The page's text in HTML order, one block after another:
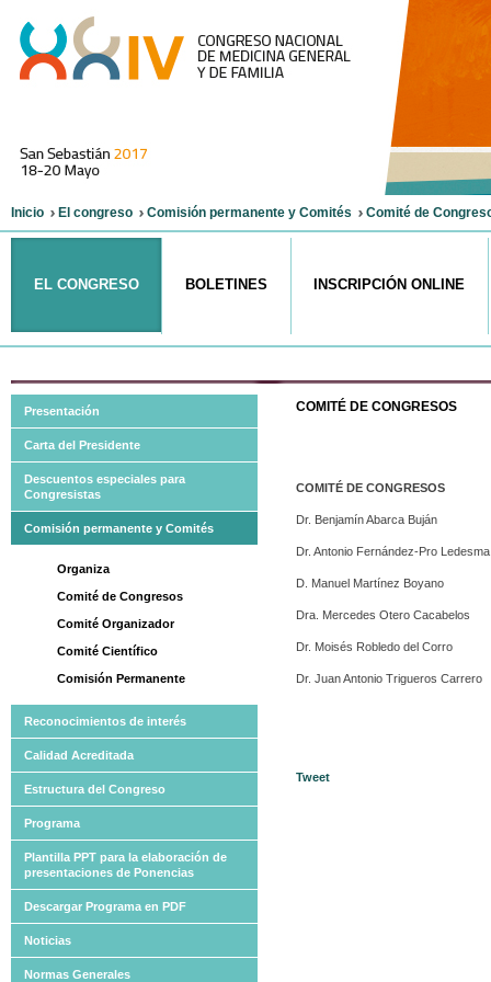
Inicio El congreso Comisión permanente y Comités Comité de
EL CONGRESO BOLETINES INSCRIPCIÓN ONLINE
COMITÉ DE CONGRESOS
COMITÉ DE CONGRESOS
Dr. Benjamín Abarca Buján
Dr. Antonio Fernández-Pro Ledesma
D. Manuel Martínez Boyano
Dra. Mercedes Otero Cacabelos
Dr. Moisés Robledo del Corro
Dr. Juan Antonio Trigueros Carrero
Tweet
Presentación
Carta del Presidente
Descuentos especiales para
Congresistas
Comisión permanente y Comités
Organiza
Comité de Congresos
Comité Organizador
Comité Científico
Comisión Permanente
Reconocimientos de interés
Calidad Acreditada
Estructura del Congreso
Programa
Plantilla PPT para la elaboración de
presentaciones de Ponencias
Descargar Programa en PDF
Noticias
Normas Generales